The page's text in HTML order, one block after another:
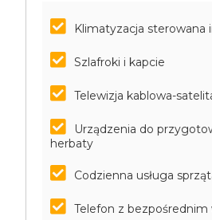
Klimatyzacja sterowana
Szlafroki i kapcie
Telewizja kablowa-
Urządzenia do
herbaty
Codzienna usługa
Telefon z bezpośrednim